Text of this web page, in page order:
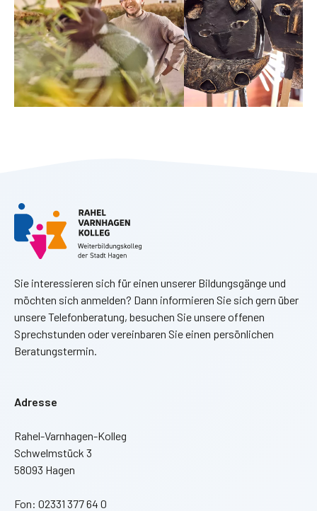
Sie interessieren sich für einen unserer Bildungsgänge und
möchten sich anmelden? Dann informieren Sie sich gern über
unsere Telefonberatung, besuchen Sie unsere offenen
Sprechstunden oder vereinbaren Sie einen persönlichen
Beratungstermin.
Adresse
Rahel-Varnhagen-Kolleg
Schwelmstück 3
58093 Hagen
Fon: 02331 377 64 0